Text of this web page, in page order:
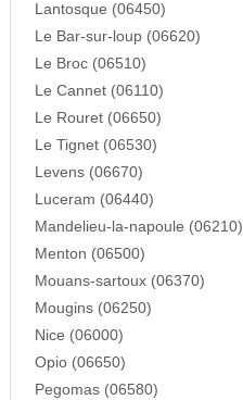
Lantosque (06450)
Le Bar-sur-loup (06620)
Le Broc (06510)
Le Cannet (06110)
Le Rouret (06650)
Le Tignet (06530)
Levens (06670)
Luceram (06440)
Mandelieu-la-napoule (06210)
Menton (06500)
Mouans-sartoux (06370)
Mougins (06250)
Nice (06000)
Opio (06650)
Pegomas (06580)